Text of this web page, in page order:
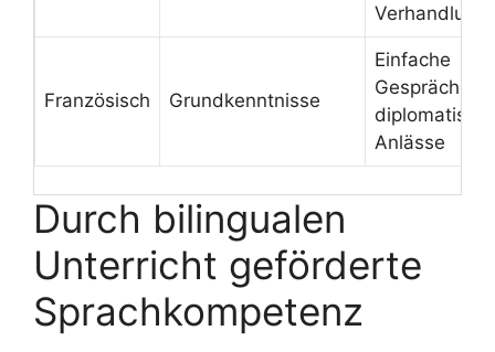
Französisch Grundkenntnisse
Einfache
Gespräche,
Anlässe
Durch bilingualen
Unterricht geförderte
Sprachkompetenz